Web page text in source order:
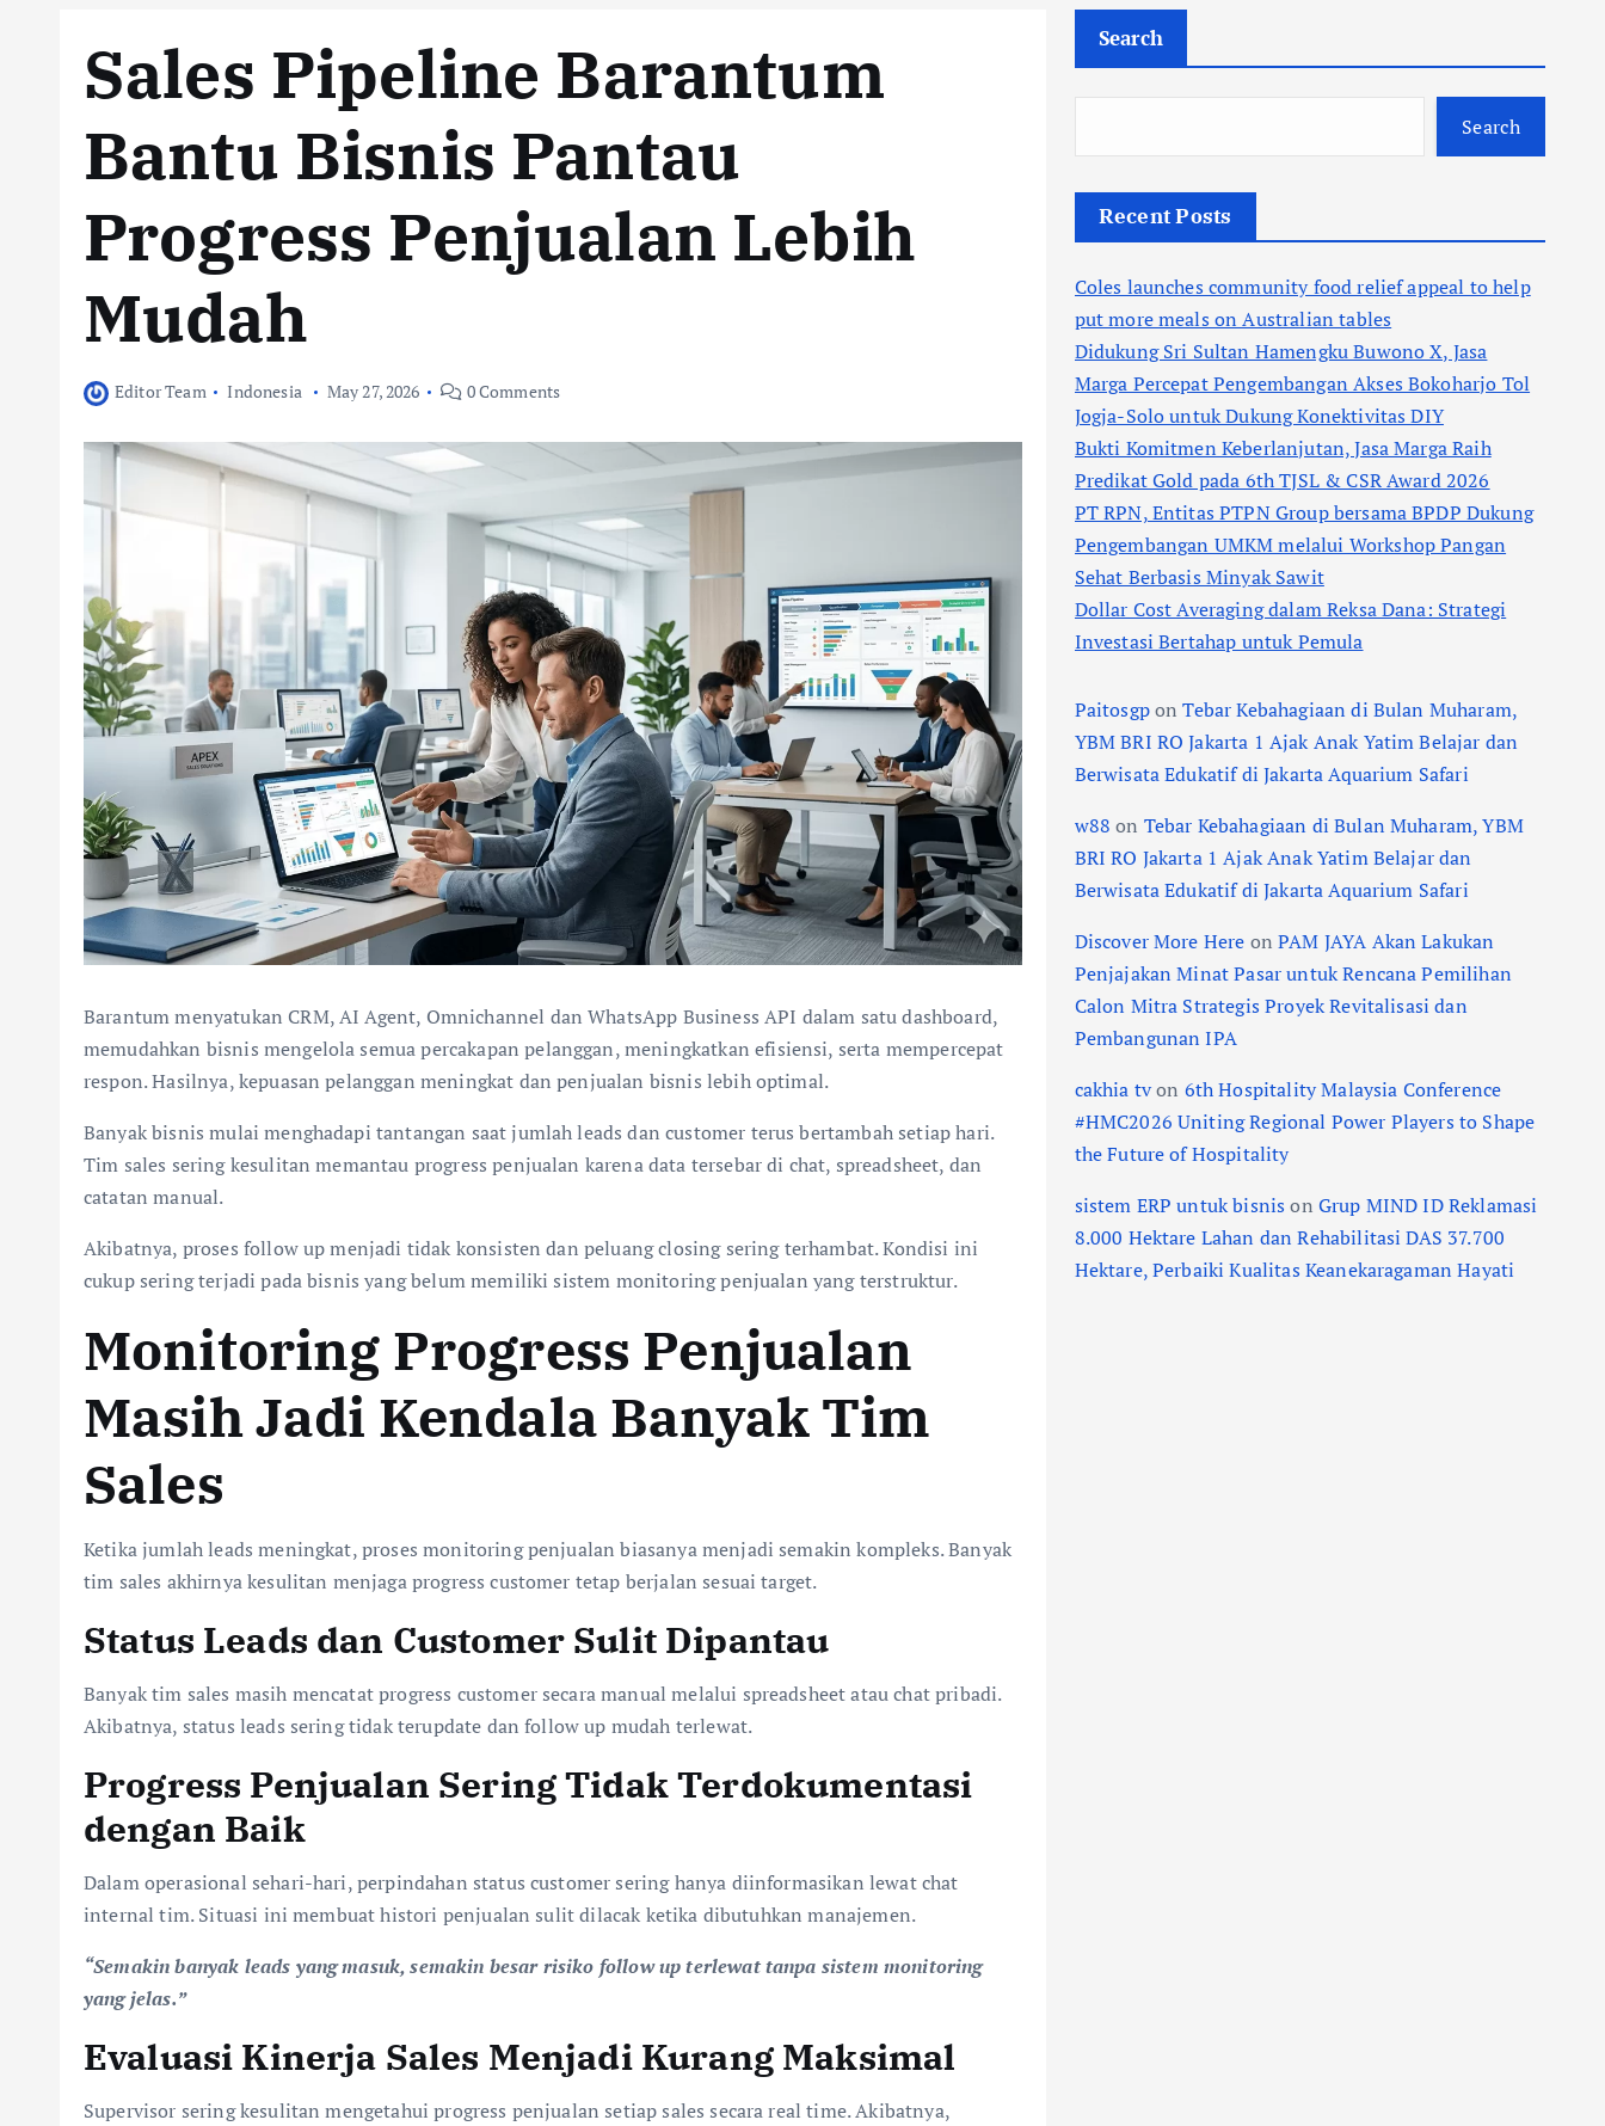
Sales Pipeline Barantum
Bantu Bisnis Pantau
Progress Penjualan Lebih
Mudah
Editor Team Indonesia May 27, 2026 0 Comments
Barantum menyatukan CRM, AI Agent, Omnichannel dan WhatsApp Business API dalam satu dashboard,
memudahkan bisnis mengelola semua percakapan pelanggan, meningkatkan efisiensi, serta mempercepat
respon. Hasilnya, kepuasan pelanggan meningkat dan penjualan bisnis lebih optimal.
Banyak bisnis mulai menghadapi tantangan saat jumlah leads dan customer terus bertambah setiap hari.
Tim sales sering kesulitan memantau progress penjualan karena data tersebar di chat, spreadsheet, dan
catatan manual.
Akibatnya, proses follow up menjadi tidak konsisten dan peluang closing sering terhambat. Kondisi ini
cukup sering terjadi pada bisnis yang belum memiliki sistem monitoring penjualan yang terstruktur.
Monitoring Progress Penjualan
Masih Jadi Kendala Banyak Tim
Sales
Ketika jumlah leads meningkat, proses monitoring penjualan biasanya menjadi semakin kompleks. Banyak
tim sales akhirnya kesulitan menjaga progress customer tetap berjalan sesuai target.
Status Leads dan Customer Sulit Dipantau
Banyak tim sales masih mencatat progress customer secara manual melalui spreadsheet atau chat pribadi.
Akibatnya, status leads sering tidak terupdate dan follow up mudah terlewat.
Progress Penjualan Sering Tidak Terdokumentasi
dengan Baik
Dalam operasional sehari-hari, perpindahan status customer sering hanya diinformasikan lewat chat
internal tim. Situasi ini membuat histori penjualan sulit dilacak ketika dibutuhkan manajemen.
“Semakin banyak leads yang masuk, semakin besar risiko follow up terlewat tanpa sistem monitoring
yang jelas.”
Evaluasi Kinerja Sales Menjadi Kurang Maksimal
Supervisor sering kesulitan mengetahui progress penjualan setiap sales secara real time. Akibatnya,
Search
Search
Recent Posts
Coles launches community food relief appeal to help
put more meals on Australian tables
Didukung Sri Sultan Hamengku Buwono X, Jasa
Marga Percepat Pengembangan Akses Bokoharjo Tol
Jogja-Solo untuk Dukung Konektivitas DIY
Bukti Komitmen Keberlanjutan, Jasa Marga Raih
Predikat Gold pada 6th TJSL & CSR Award 2026
PT RPN, Entitas PTPN Group bersama BPDP Dukung
Pengembangan UMKM melalui Workshop Pangan
Sehat Berbasis Minyak Sawit
Dollar Cost Averaging dalam Reksa Dana: Strategi
Investasi Bertahap untuk Pemula
PaitosgponTebar Kebahagiaan di Bulan Muharam,
YBM BRI RO Jakarta 1 Ajak Anak Yatim Belajar dan
Berwisata Edukatif di Jakarta Aquarium Safari
w88 on Tebar Kebahagiaan di Bulan Muharam, YBM
BRI RO Jakarta 1 Ajak Anak Yatim Belajar dan
Berwisata Edukatif di Jakarta Aquarium Safari
Discover More Here onPAM JAYA Akan Lakukan
Penjajakan Minat Pasar untuk Rencana Pemilihan
Calon Mitra Strategis Proyek Revitalisasi dan
Pembangunan IPA
cakhia tvon 6th Hospitality Malaysia Conference
#HMC2026 Uniting Regional Power Players to Shape
the Future of Hospitality
sistem ERP untuk bisnison Grup MIND ID Reklamasi
8.000 Hektare Lahan dan Rehabilitasi DAS 37.700
Hektare, Perbaiki Kualitas Keanekaragaman Hayati